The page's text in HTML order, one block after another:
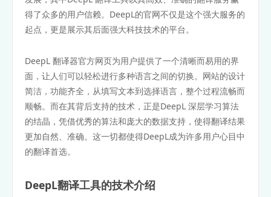
得了众多的用户信赖。DeepL的官网不仅是这个强大服务的
起点，更是展示其后面强大科技技术的平台。
DeepL 翻译器官方网页为用户提供了一个清晰而易用的界
面，让人们可以轻松进行多种语言之间的切换。网站的设计
简洁，功能齐全，从填写文本到选择语言，整个过程流畅而
顺畅。而在其背后支持的技术，正是DeepL 深层学习算法
的结晶，凭借优秀的算法和庞大的数据支持，使得翻译结果
更加自然、准确。这一切都使得DeepL成为许多用户心目中
的翻译首选。
DeepL翻译工具的技术介绍